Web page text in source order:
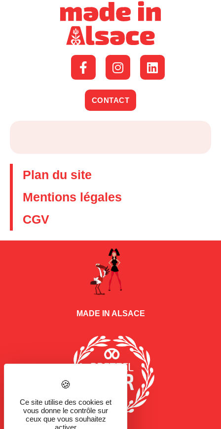
CONTACT
Plan du site
Mentions légales
CGV
MADE IN ALSACE
Ce site utilise des cookies et
vous donne le contrôle sur
ceux que vous souhaitez
activer